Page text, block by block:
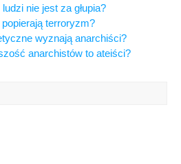
nie jest za głupia?
terroryzm?
wyznają anarchiści?
anarchistów to ateiści?